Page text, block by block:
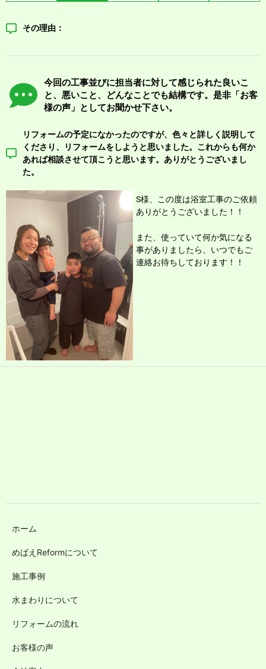
その理由：
今回の工事並びに担当者に対して感じられた良いこ
と、悪いこと、どんなことでも結構です。是非「お客
様の声」としてお聞かせ下さい。
リフォームの予定になかったのですが、色々と詳しく説明して
くださり、リフォームをしようと思いました。これからも何か
あれば相談させて頂こうと思います。ありがとうございまし
た。
S様、この度は浴室工事のご依頼
ありがとうございました！！
また、使っていて何か気になる
事がありましたら、いつでもご
連絡お待ちしております！！
ホーム
めばえReformについて
施工事例
水まわりについて
リフォームの流れ
お客様の声